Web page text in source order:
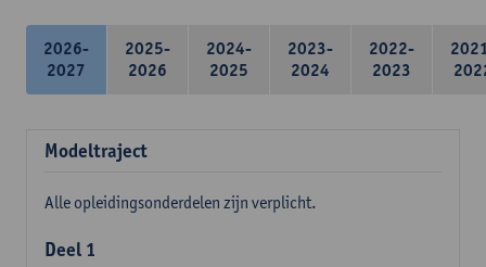
2026-
2027
2025-
2026
2024-
2025
2023-
2024
2022-
2023
Modeltraject
Alle opleidingsonderdelen zijn verplicht.
Deel 1